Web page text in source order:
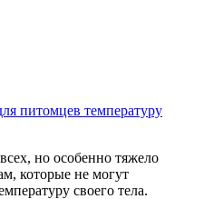
питомцев температуру
но особенно тяжело
которые не могут
своего тела.